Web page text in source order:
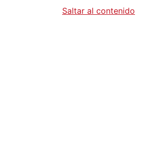
Saltar al contenido